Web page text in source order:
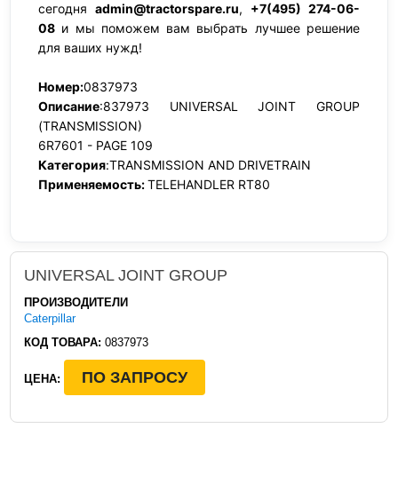
сегодня admin@tractorspare.ru, +7(495) 274-06-
08 и мы поможем вам выбрать лучшее решение
для ваших нужд!
Номер:0837973
Описание:837973 UNIVERSAL JOINT GROUP
(TRANSMISSION)
6R7601 - PAGE 109
Категория:TRANSMISSION AND DRIVETRAIN
Применяемость:TELEHANDLER RT80
UNIVERSAL JOINT GROUP
ПРОИЗВОДИТЕЛИ
Caterpillar
КОД ТОВАРА: 0837973
ЦЕНА: ПО ЗАПРОСУ